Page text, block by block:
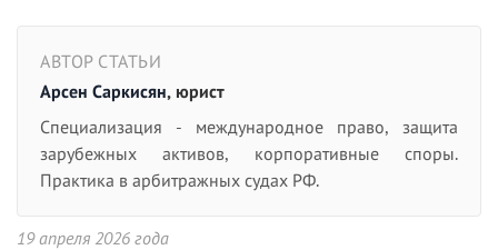
АВТОР СТАТЬИ
Арсен Саркисян, юрист
Специализация - международное право, защита
зарубежных активов, корпоративные споры.
Практика в арбитражных судах РФ.
19 апреля 2026 года